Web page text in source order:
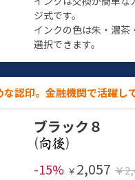
ジ式です。
インクの色は朱・濃茶
選択できます。
認印。金融機関で活躍し
ブラック８
(
)
-15% ￥ 2,057 ￥